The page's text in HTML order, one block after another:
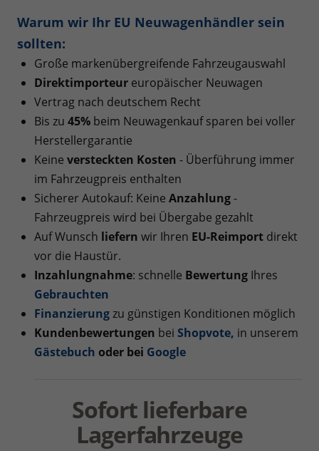
Warum wir Ihr EU Neuwagenhändler sein
sollten:
Große markenübergreifende Fahrzeugauswahl
Direktimporteur europäischer Neuwagen
Vertrag nach deutschem Recht
Bis zu 45% beim Neuwagenkauf sparen bei voller
Herstellergarantie
Keine versteckten Kosten - Überführung immer
im Fahrzeugpreis enthalten
Sicherer Autokauf: Keine Anzahlung-
Fahrzeugpreis wird bei Übergabe gezahlt
Auf Wunsch liefern wir Ihren EU-Reimport direkt
vor die Haustür.
Inzahlungnahme: schnelle Bewertung Ihres
Gebrauchten
Finanzierungzu günstigen Konditionen möglich
Kundenbewertungen bei Shopvote, in unserem
Gästebuch oder bei Google
Sofort lieferbare
Lagerfahrzeuge